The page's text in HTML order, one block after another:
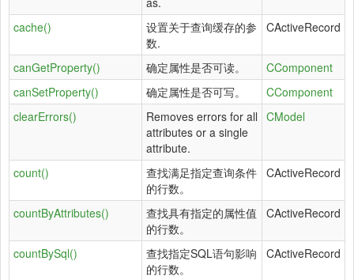
cache()
设置关于查询缓存的参
数.
CActiveRecord
canGetProperty() 确定属性是否可读。
CComponent
canSetProperty()
确定属性是否可写。
CComponent
clearErrors()
Removes errors for all
attributes or a single
attribute.
CModel
count()
查找满足指定查询条件
的行数。
CActiveRecord
countByAttributes()
查找具有指定的属性值
的行数。
CActiveRecord
countBySql()
查找指定SQL语句影响
的行数。
CActiveRecord